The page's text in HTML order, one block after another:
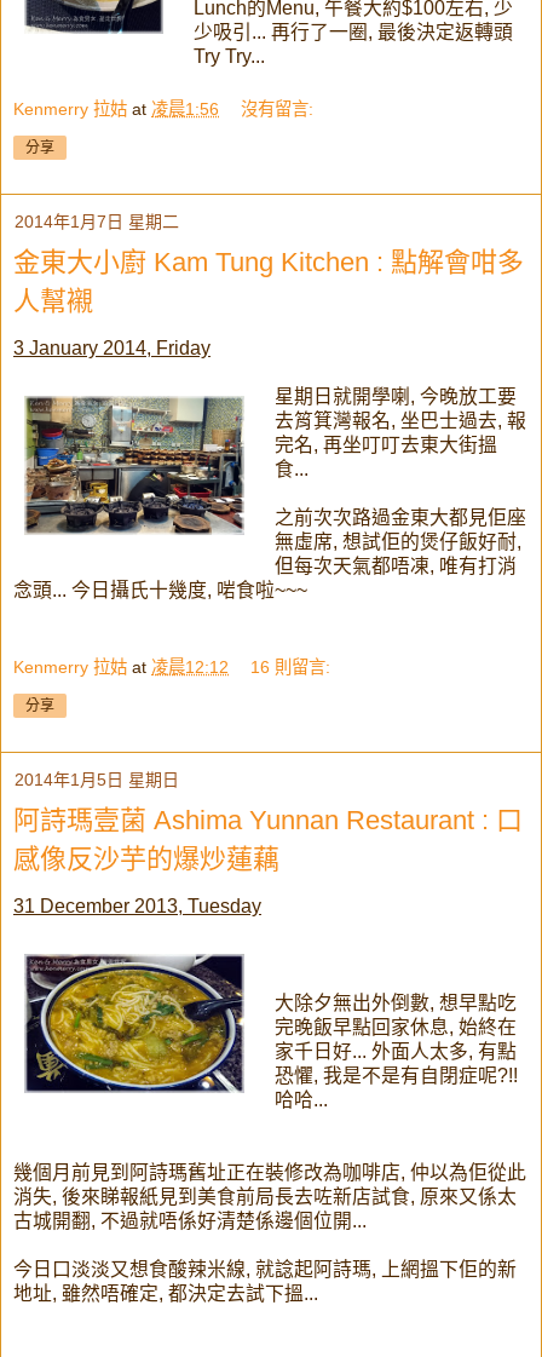
Lunch的Menu, 午餐大約$100左右, 少
少吸引... 再行了一圈, 最後決定返轉頭
Try Try...
Kenmerry 拉姑 at 凌晨1:56 沒有留言:
分享
2014年1月7日 星期二
金東大小廚 Kam Tung Kitchen : 點解會咁多
人幫襯
3 January 2014, Friday
星期日就開學喇, 今晚放工要
去筲箕灣報名, 坐巴士過去, 報
完名, 再坐叮叮去東大街搵
食...
之前次次路過金東大都見佢座
無虛席, 想試佢的煲仔飯好耐,
但每次天氣都唔凍, 唯有打消
念頭... 今日攝氏十幾度, 啱食啦~~~
Kenmerry 拉姑 at 凌晨12:12 16 則留言:
分享
2014年1月5日 星期日
阿詩瑪壹菌 Ashima Yunnan Restaurant : 口
感像反沙芋的爆炒蓮藕
31 December 2013, Tuesday
大除夕無出外倒數, 想早點吃
完晚飯早點回家休息, 始終在
家千日好... 外面人太多, 有點
恐懼, 我是不是有自閉症呢?!!
哈哈...
幾個月前見到阿詩瑪舊址正在裝修改為咖啡店, 仲以為佢從此
消失, 後來睇報紙見到美食前局長去咗新店試食, 原來又係太
古城開翻, 不過就唔係好清楚係邊個位開...
今日口淡淡又想食酸辣米線, 就諗起阿詩瑪, 上網搵下佢的新
地址, 雖然唔確定, 都決定去試下搵...